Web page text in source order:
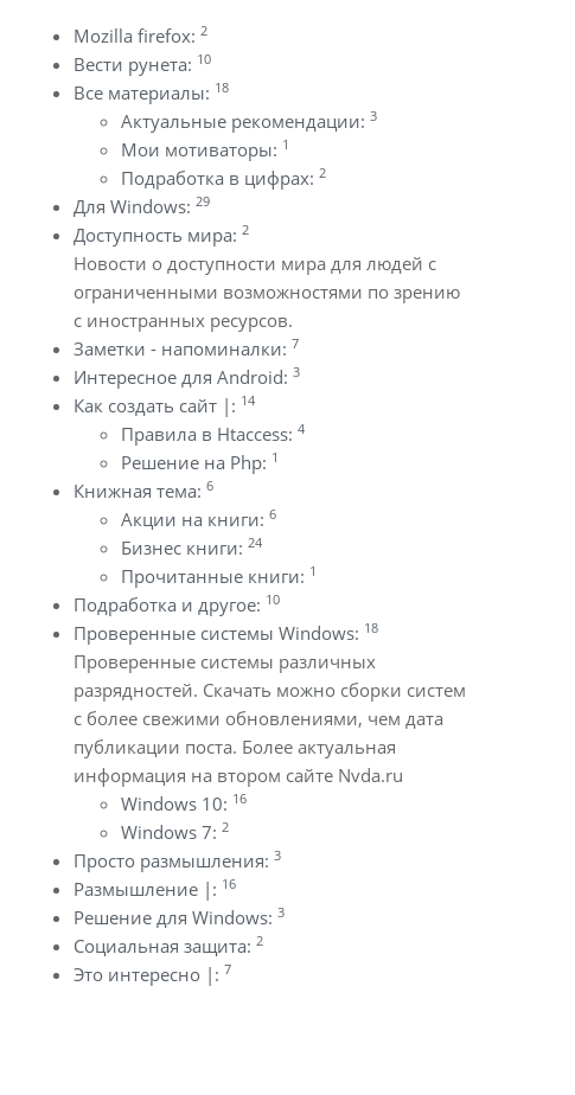
Mozilla firefox: 2
Вести рунета: 10
Все материалы: 18
Актуальные рекомендации: 3
Мои мотиваторы: 1
Подработка в цифрах: 2
Для Windows: 29
Доступность мира: 2
Новости о доступности мира для людей с
ограниченными возможностями по зрению
с иностранных ресурсов.
Заметки - напоминалки: 7
Интересное для Android: 3
Как создать сайт |: 14
Правила в Htaccess: 4
Решение на Php: 1
Книжная тема: 6
Акции на книги: 6
Бизнес книги: 24
Прочитанные книги: 1
Подработка и другое: 10
Проверенные системы Windows: 18
Проверенные системы различных
разрядностей. Скачать можно сборки систем
с более свежими обновлениями, чем дата
публикации поста. Более актуальная
информация на втором сайте Nvda.ru
Windows 10: 16
Windows 7: 2
Просто размышления: 3
Размышление |: 16
Решение для Windows: 3
Социальная защита: 2
Это интересно |: 7